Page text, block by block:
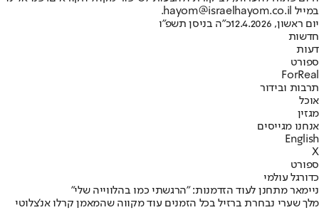
במייל hayom@israelhayom.co.il.
יום ראשון, 12.4.2026
כ"ה בניסן תשפ"ו
חדשות
דעות
ספורט
ForReal
תרבות ובידור
אוכל
מגזין
אנחנו מגייסים
English
X
ספורט
כדורגל עולמי
ניימאר מתחנן לעוד הזדמנות: "הרגשתי כמו בהלווייה שלי"
מלך שערי נבחרת ברזיל בכל הזמנים עוד מקווה שהמאמן קרלו אנ'צלוטי